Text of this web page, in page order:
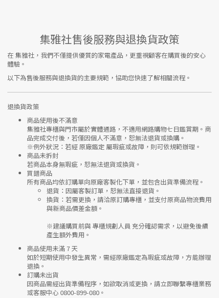
集雅社售後服務與退換貨政策
在集雅社 ，我們不僅提供優質的家電產品，更重視顧客在購買後的安心
體驗。
以下為售後服務與退換貨的主要規範，協助您快速了解相關流程。
退換貨政策
商品使用後不滿意
集雅社專櫃與門市屬於實體通路，不適用網路購物七日鑑賞期 。商
品完成交付後，若僅因個人不滿意，恕無法退貨或換購。
※例外狀況：若經 原廠鑑定 屬瑕疵或故障，則可依規範辦理。
商品未拆封
若商品本身無瑕疵，恕無法退貨或換貨。
買錯商品
所有商品均依訂購單向原廠客製化下單 ，並包含出貨準備流程。
退貨 ：因屬客製訂單，恕無法直接退貨。
換貨 ：若需更換，請洽原訂購專櫃，並支付原商品物流費用
與新商品價差金額 。
※建議購買前與專櫃規劃人員 充分確認需求，以避免後續
產生額外費用。
商品使用未滿 7 天
如於短期使用中發生異常，需經原廠鑑定為瑕疵或故障，方能辦理
退換。
訂購未出貨
因商品需經出貨準備程序，如欲取消或更換，請立即聯繫專櫃業務
或客服中心 0800-899-080 。